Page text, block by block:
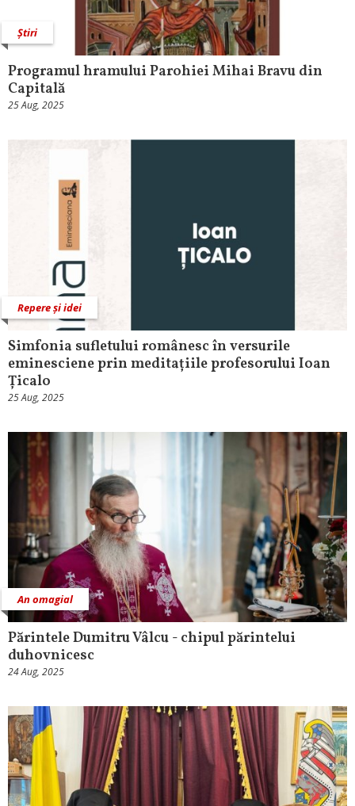
Știri
Programul hramului Parohiei Mihai Bravu din
Capitală
25 Aug, 2025
Repere și idei
Simfonia sufletului românesc în versurile
eminesciene prin meditațiile profesorului Ioan
Țicalo
25 Aug, 2025
An omagial
Părintele Dumitru Vâlcu - chipul părintelui
duhovnicesc
24 Aug, 2025